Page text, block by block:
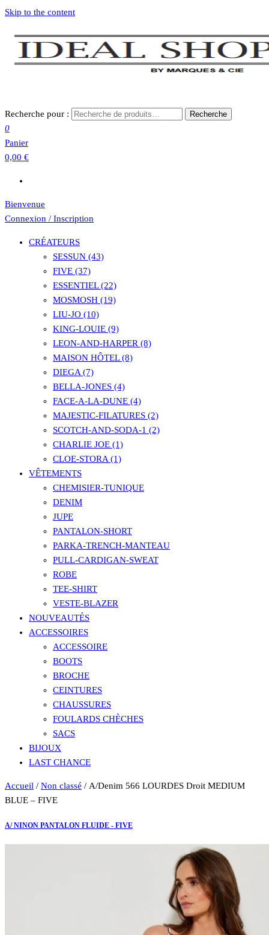
Skip to the content
Recherche pour : Recherche
0
Panier
0,00 €
Bienvenue
Connexion / Inscription
CRÉATEURS
SESSUN (43)
FIVE (37)
ESSENTIEL (22)
MOSMOSH (19)
LIU-JO (10)
KING-LOUIE (9)
LEON-AND-HARPER (8)
MAISON HÔTEL (8)
DIEGA (7)
BELLA-JONES (4)
FACE-A-LA-DUNE (4)
MAJESTIC-FILATURES (2)
SCOTCH-AND-SODA-1 (2)
CHARLIE JOE (1)
CLOE-STORA (1)
VÊTEMENTS
CHEMISIER-TUNIQUE
DENIM
JUPE
PANTALON-SHORT
PARKA-TRENCH-MANTEAU
PULL-CARDIGAN-SWEAT
ROBE
TEE-SHIRT
VESTE-BLAZER
NOUVEAUTÉS
ACCESSOIRES
ACCESSOIRE
BOOTS
BROCHE
CEINTURES
CHAUSSURES
FOULARDS CHÈCHES
SACS
BIJOUX
LAST CHANCE
Accueil / Non classé / A/Denim 566 LOURDES Droit MEDIUM
BLUE – FIVE
A/ NINON PANTALON FLUIDE - FIVE